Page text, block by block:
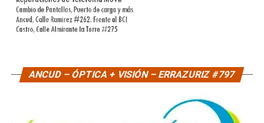
ANCUD – ÓPTICA + VISIÓN – ERRAZURIZ #797